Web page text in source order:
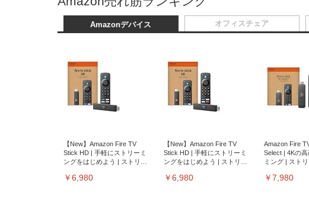
Amazonデバイス
【New】Amazon Fire TV
Stick HD | 手軽にストリーミ
ングをはじめよう | ストリー
￥6,980
【New】Amazon Fire TV
Stick HD | 手軽にストリーミ
ングをはじめよう | ストリー
￥6,980
Amazon Fire
Select | 4Kの
ミング | スト
￥7,980
オフィスチェア